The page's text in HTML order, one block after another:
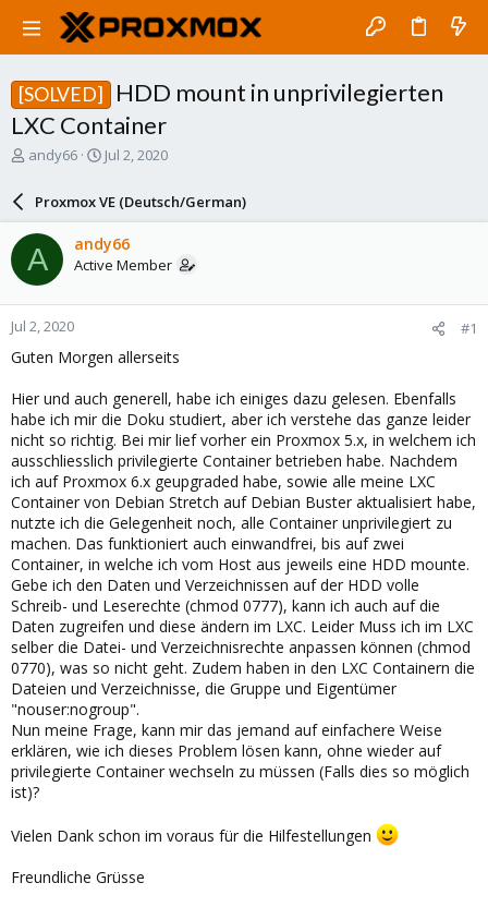
[SOLVED]
HDD mount in unprivilegierten
LXC Container
T
a
d
s
t
a
r
t
e
andy66
S
a
r
d
a
e
Jul 2, 2020
Proxmox VE (Deutsch/German)
A andy66
Active Member
Jul 2, 2020 #1
Guten Morgen allerseits
Hier und auch generell, habe ich einiges dazu gelesen. Ebenfalls
habe ich mir die Doku studiert, aber ich verstehe das ganze leider
nicht so richtig. Bei mir lief vorher ein Proxmox 5.x, in welchem ich
ausschliesslich privilegierte Container betrieben habe. Nachdem
ich auf Proxmox 6.x geupgraded habe, sowie alle meine LXC
Container von Debian Stretch auf Debian Buster aktualisiert habe,
nutzte ich die Gelegenheit noch, alle Container unprivilegiert zu
machen. Das funktioniert auch einwandfrei, bis auf zwei
Container, in welche ich vom Host aus jeweils eine HDD mounte.
Gebe ich den Daten und Verzeichnissen auf der HDD volle
Schreib- und Leserechte (chmod 0777), kann ich auch auf die
Daten zugreifen und diese ändern im LXC. Leider Muss ich im LXC
selber die Datei- und Verzeichnisrechte anpassen können (chmod
0770), was so nicht geht. Zudem haben in den LXC Containern die
Dateien und Verzeichnisse, die Gruppe und Eigentümer
"nouser:nogroup".
Nun meine Frage, kann mir das jemand auf einfachere Weise
erklären, wie ich dieses Problem lösen kann, ohne wieder auf
privilegierte Container wechseln zu müssen (Falls dies so möglich
ist)?
Vielen Dank schon im voraus für die Hilfestellungen
Freundliche Grüsse